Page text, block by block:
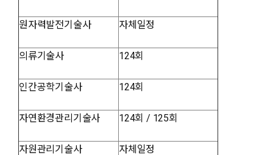
원자력발전기술사 자체일정
의류기술사 124회
인간공학기술사 124회
자연환경관리기술사 124회 / 125회
자원관리기술사 자체일정